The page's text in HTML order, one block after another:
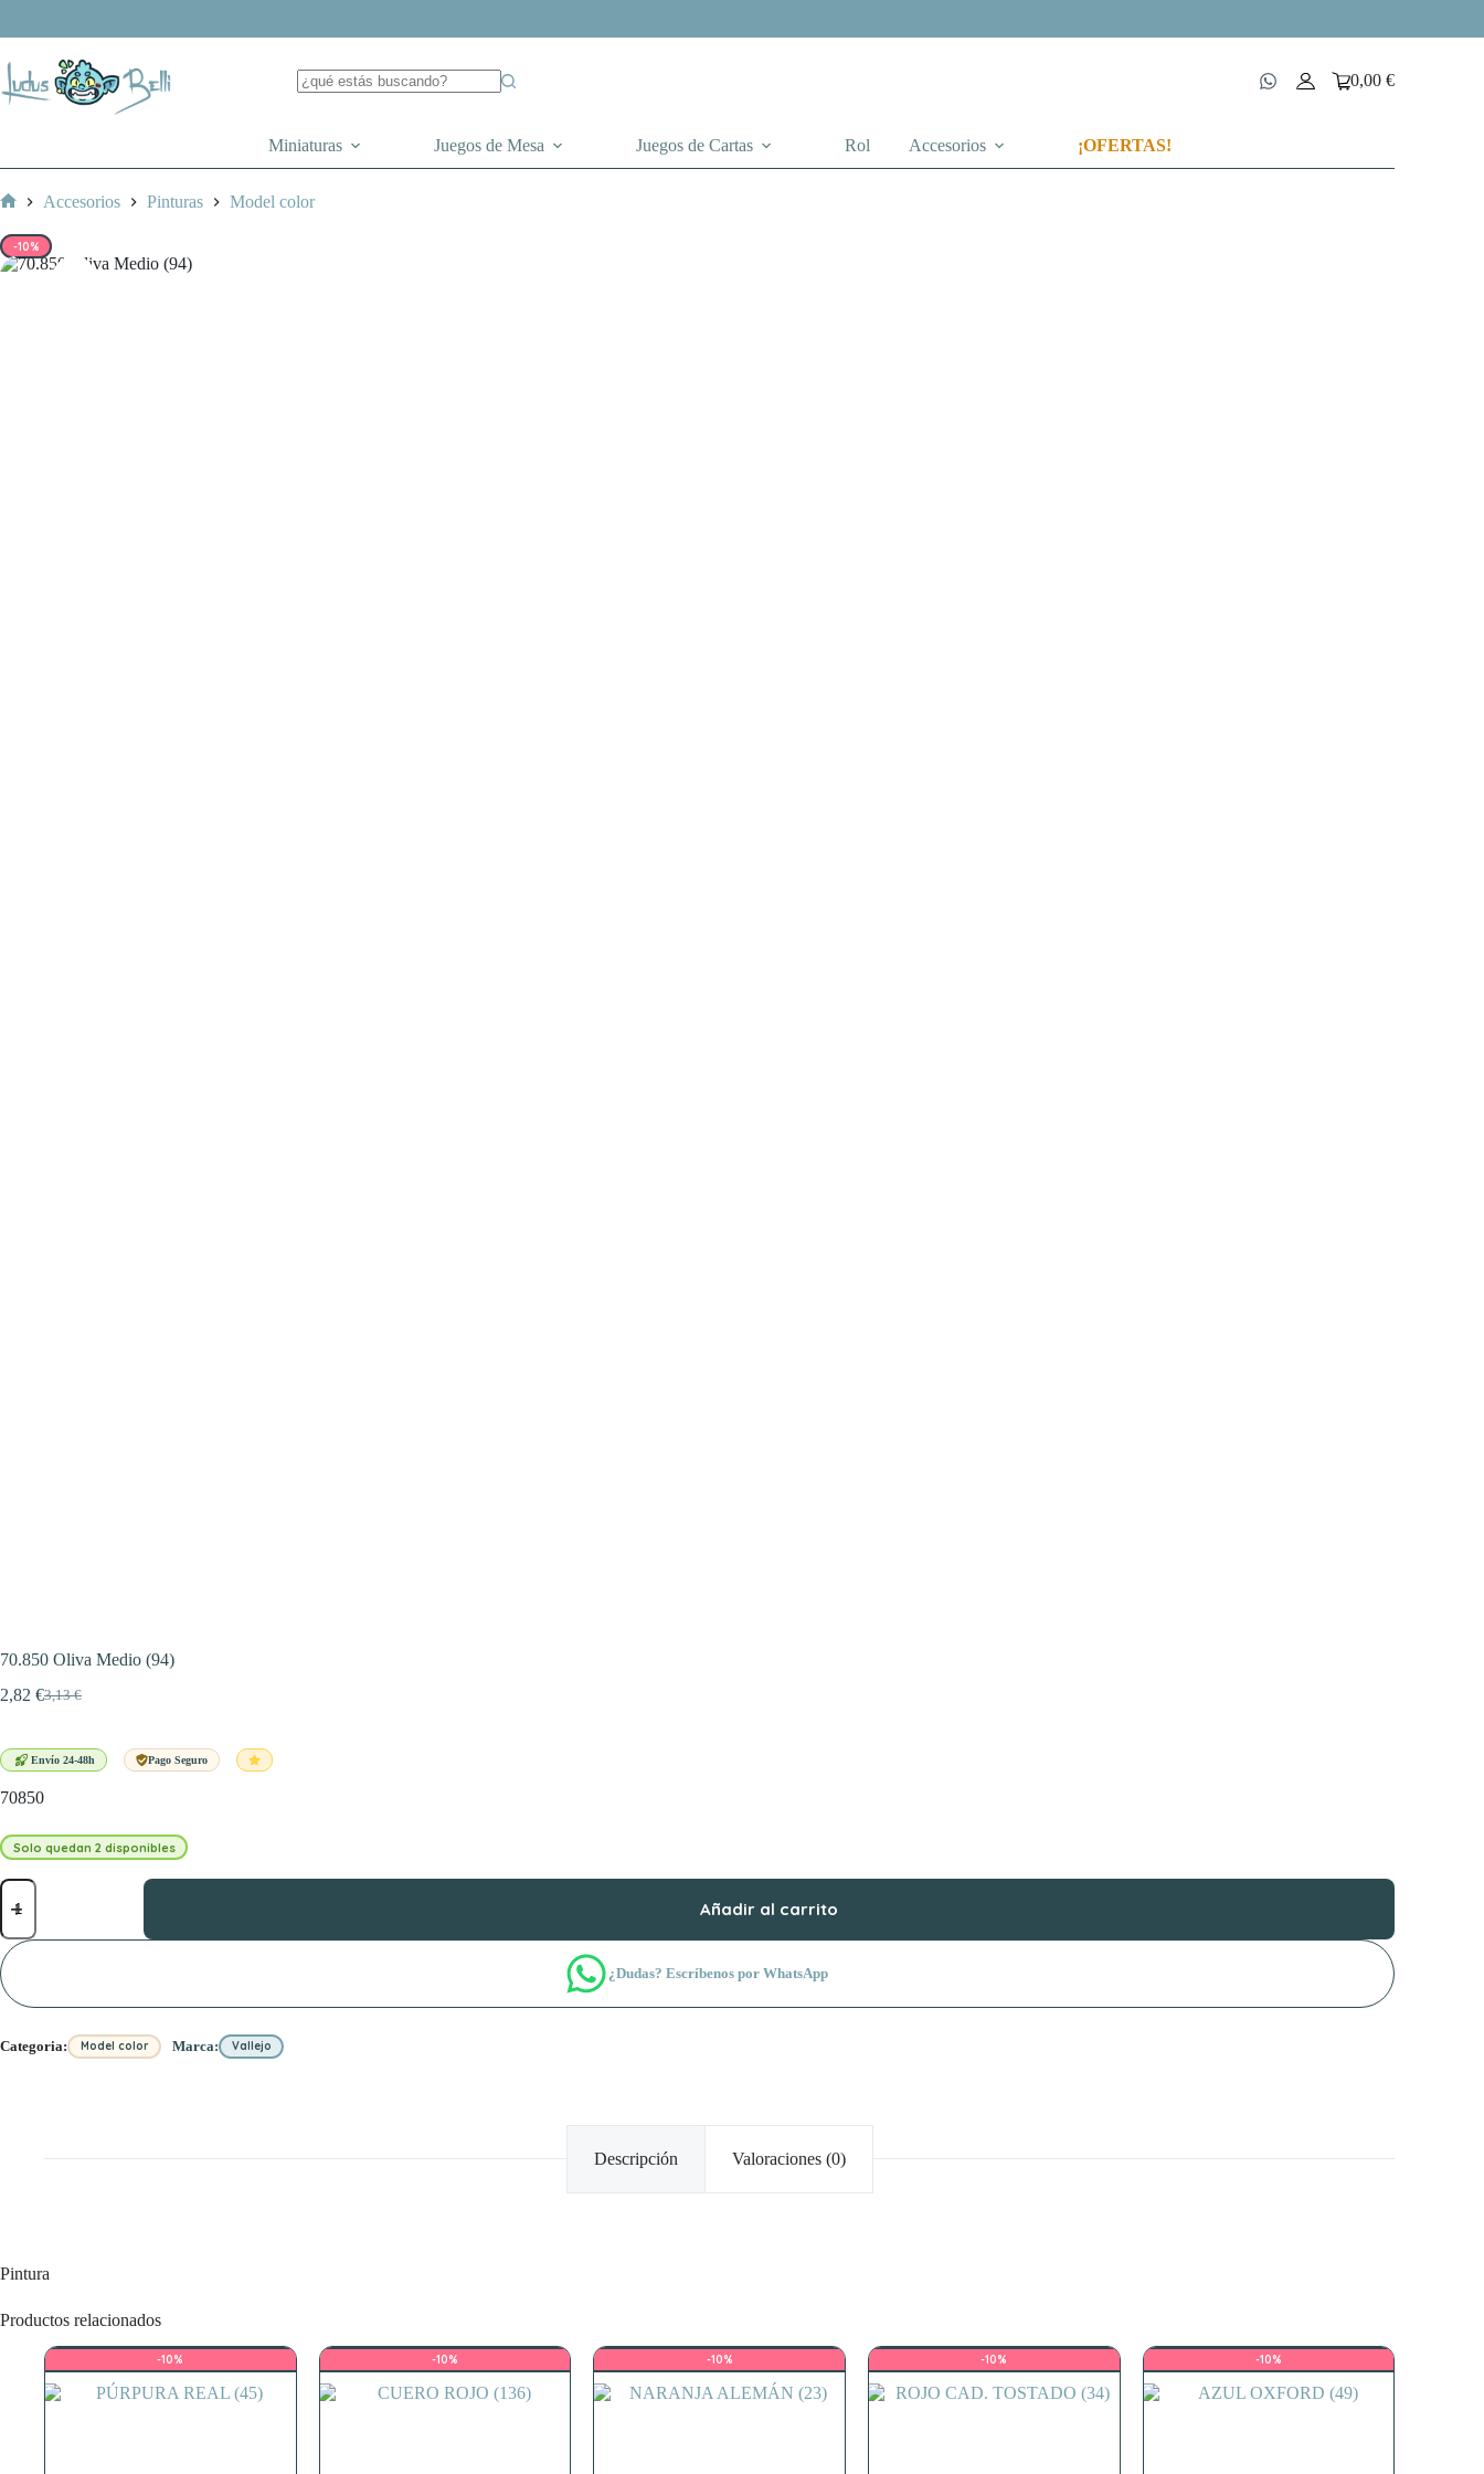
Carro
0,00€
Miniaturas Juegos de Mesa Juegos de Cartas Rol Accesorios ¡OFERTAS!
Accesorios Pinturas Model color
-10%
70.850 Oliva Medio (94)
3,13€
El
era:
2,82 €El
es:
Envío 24-48h Pago Seguro
70850
Solo quedan 2 disponibles
70.850
Oliva
(94)
cantidad
Añadir al carrito
¿Dudas? Escríbenos por WhatsApp
Categoria: Model color Marca: Vallejo
Descripción Valoraciones (0)
Pintura
Productos relacionados
-10% -10% -10% -10% -10%